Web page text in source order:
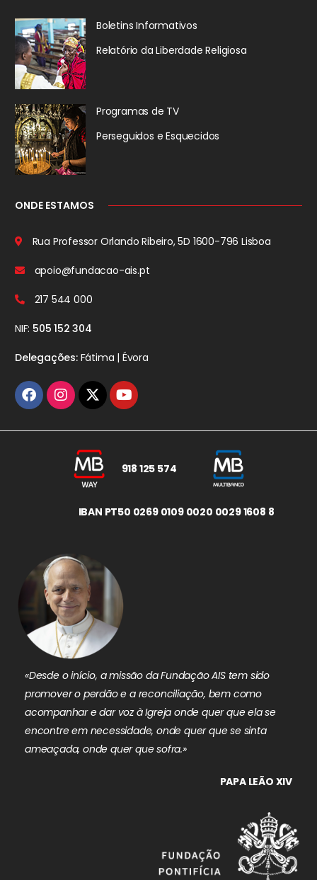
Boletins Informativos
Relatório da Liberdade Religiosa
Programas de TV
Perseguidos e Esquecidos
ONDE ESTAMOS
Rua Professor Orlando Ribeiro, 5D 1600-796 Lisboa
apoio@fundacao-ais.pt
217 544 000
NIF: 505 152 304
Delegações:Fátima | Évora
918 125 574
IBAN PT50 0269 0109 0020 0029 1608 8
«Desde o início, a missão da Fundação AIS tem sido
promover o perdão e a reconciliação, bem como
acompanhar e dar voz à Igreja onde quer que ela se
encontre em necessidade, onde quer que se sinta
ameaçada, onde quer que sofra.»
PAPA LEÃO XIV